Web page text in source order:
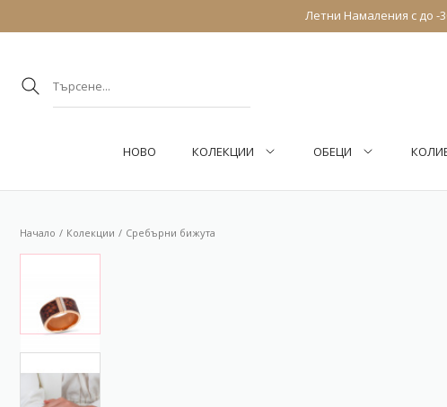
Летни Намаления с до -
НОВО КОЛЕКЦИИ ОБEЦИ
Начало Колекции Сребърни бижута